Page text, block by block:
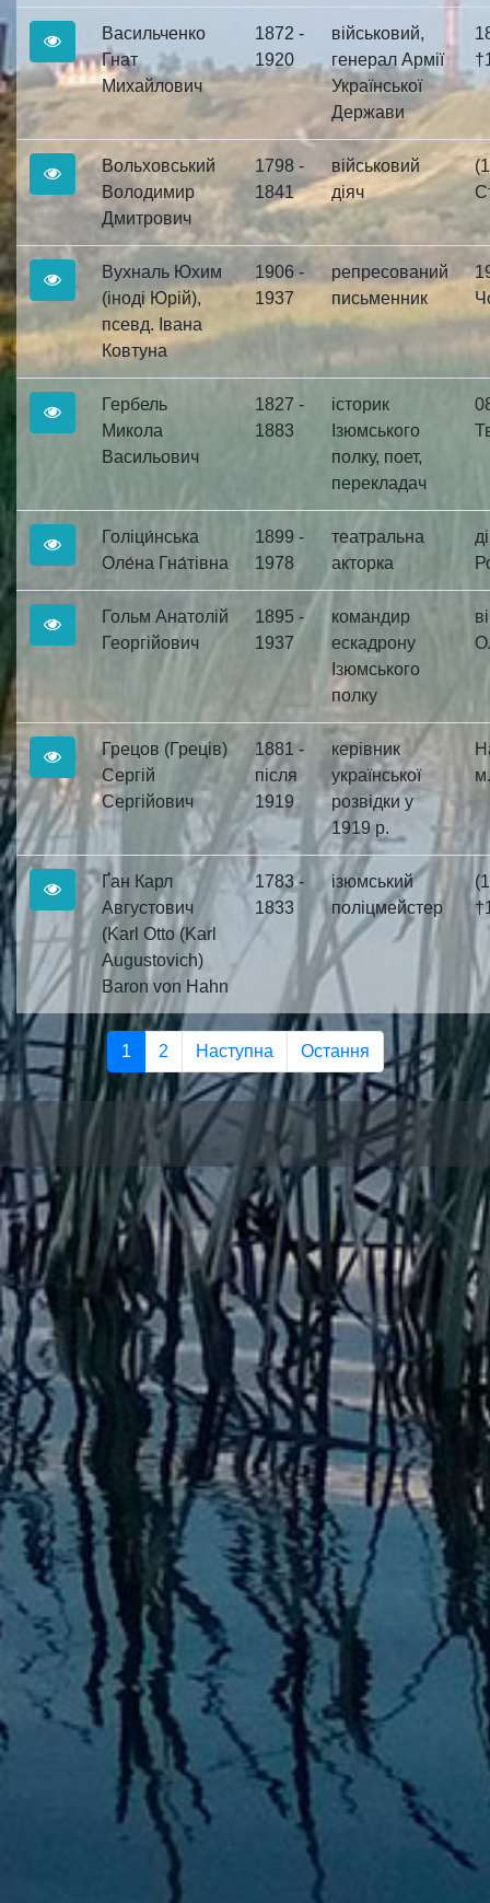
Васильченко
Гнат
Михайлович
1872 -
1920
військовий,
генерал Армії
Української
Держави
Вольховський
Володимир
Дмитрович
1798 -
1841
військовий
діяч
Вухналь Юхим
(іноді Юрій),
псевд. Івана
Ковтуна
1906 -
1937
репресований
письменник
Гербель
Микола
Васильович
1827 -
1883
історик
Ізюмського
полку, поет,
перекладач
Голіци́нська
Оле́на Гна́тівна
1899 -
1978
театральна
акторка
Гольм Анатолій
Георгійович
1895 -
1937
командир
ескадрону
Ізюмського
полку
Грецов (Греців)
Сергій
Сергійович
1881 -
після
1919
керівник
української
розвідки у
1919 р.
Ґан Карл
Августович
(Karl Otto (Karl
Augustovich)
Baron von Hahn
1783 -
1833
ізюмський
поліцмейстер
1 2 Наступна Остання